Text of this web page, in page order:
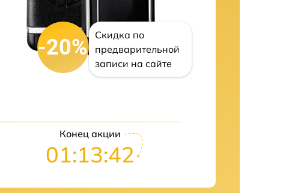
-20%
Скидка по
предварительной
записи на сайте
Конец акции
01:13:41